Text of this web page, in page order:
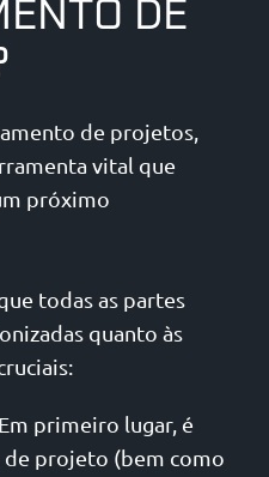
DE
de projetos,
vital que
próximo
todas as partes
quanto às
primeiro lugar, é
de projeto (bem como